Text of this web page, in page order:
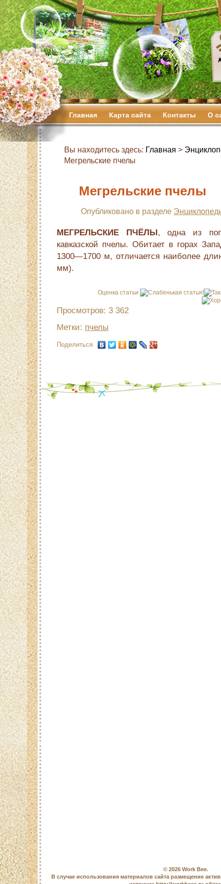
Главная Карта сайта Контакты О
Вы находитесь здесь: Главная >
Мегрельские пчелы
Мегрельские пчелы
Опубликовано в разделе
МЕГРЕЛЬСКИЕ ПЧЁЛЫ, одна из
кавказской пчелы. Обитает в горах
1300—1700 м, отличается наиболее
мм).
Оценка статьи
Просмотров: 3 362
Метки: пчелы
Поделиться
© 2026 Work Bee.
В случае использования материалов сайта размещение